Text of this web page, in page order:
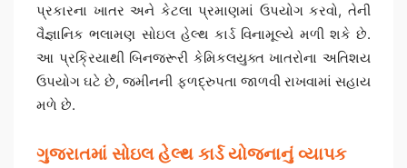
પ્રકારના ખાતર અને કેટલા પ્રમાણમાં ઉપયોગ કરવો, તેની
વૈજ્ઞાનિક ભલામણ સોઇલ હેલ્થ કાર્ડ વિનામૂલ્યે મળી શકે છે.
આ પ્રક્રિયાથી બિનજરૂરી કેમિકલયુક્ત ખાતરોના અતિશય
ઉપયોગ ઘટે છે, જમીનની ફળદ્રુપતા જાળવી રાખવામાં સહાય
મળે છે.
ગુજરાતમાં સોઇલ હેલ્થ કાર્ડ યોજનાનું વ્યાપક